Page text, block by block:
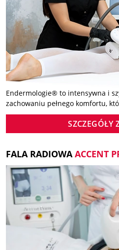
Endermologie® to intensywna i
zachowaniu pełnego komfortu,
SZCZEGÓŁY
FALA RADIOWAACCENT